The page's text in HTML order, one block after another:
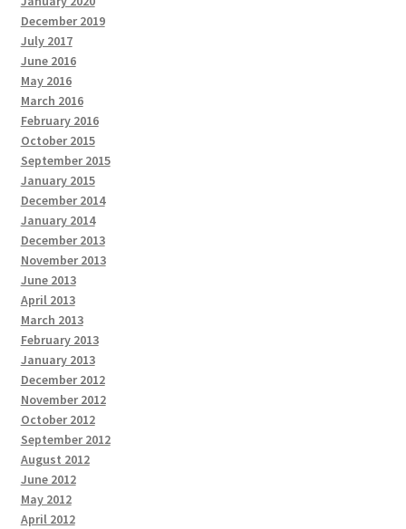
December 2019
July 2017
June 2016
May 2016
March 2016
February 2016
October 2015
September 2015
January 2015
December 2014
January 2014
December 2013
November 2013
June 2013
April 2013
March 2013
February 2013
January 2013
December 2012
November 2012
October 2012
September 2012
August 2012
June 2012
May 2012
April 2012